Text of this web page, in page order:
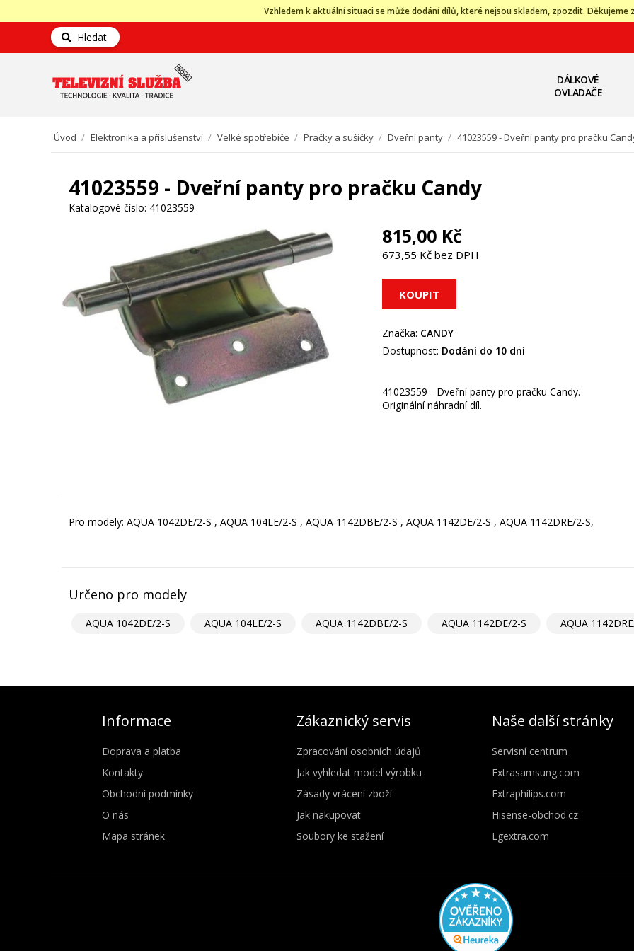
Vzhledem k aktuální situaci se může dodání dílů, které nejsou skladem, zpozdit. Děkujeme
Hledat
DÁLKOVÉ
OVLADAČE
Úvod / Elektronika a příslušenství / Velké spotřebiče / Pračky a sušičky / Dveřní panty / 41023559 - Dveřní panty pro pračku
41023559 - Dveřní panty pro pračku Candy
Katalogové číslo: 41023559
815,00 Kč
673,55 Kč bez DPH
Značka: CANDY
Dostupnost: Dodání do 10 dní
41023559 - Dveřní panty pro pračku Candy.
Originální náhradní díl.
Pro modely: AQUA 1042DE/2-S , AQUA 104LE/2-S , AQUA 1142DBE/2-S , AQUA 1142DE/2-S , AQUA 1142DRE/2-S,
Určeno pro modely
AQUA 1042DE/2-S AQUA 104LE/2-S AQUA 1142DBE/2-S AQUA 1142DE/2-S AQUA
Informace
Doprava a platba
Kontakty
Obchodní podmínky
O nás
Mapa stránek
Zákaznický servis
Zpracování osobních údajů
Jak vyhledat model výrobku
Zásady vrácení zboží
Jak nakupovat
Soubory ke stažení
Naše další stránky
Servisní centrum
Extrasamsung.com
Extraphilips.com
Hisense-obchod.cz
Lgextra.com